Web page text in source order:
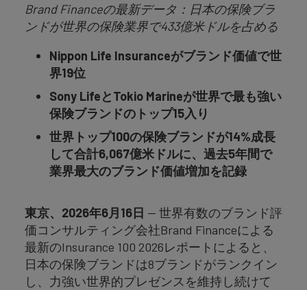
Brand Financeの最新データ：日本の保険ブラ
ンドが世界の保険業界で433億米ドルを占める
Nippon Life Insuranceがブランド価値で世
界19位
Sony LifeとTokio Marineが世界で最も強い
保険ブランドのトップ15入り
世界トップ100の保険ブランドが14%成長
して合計6,067億米ドルに、過去5年間で
業界最大のブランド価値増加を記録
東京、 2026年6月16日 — 世界有数のブランド評
価コンサルティング会社Brand Financeによる
最新のInsurance 100 2026レポートによると、
日本の保険ブランドは8ブランドがランクイン
し、力強い世界的プレゼンスを維持し続けて